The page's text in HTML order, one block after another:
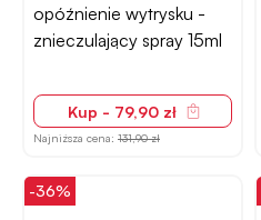
opóźnienie wytrysku -
znieczulający spray 15ml
Kup - 79,90 zł
Najniższa cena: 131,90 zł
-36%